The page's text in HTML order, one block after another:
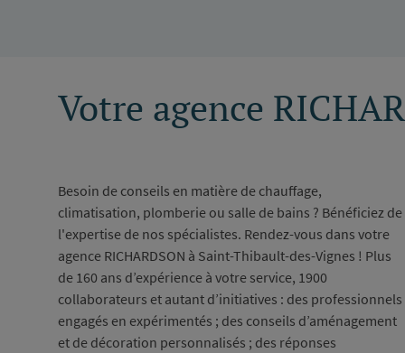
Votre agence
Besoin de conseils en matière de chauffage,
climatisation, plomberie ou salle de bains ? Bénéficiez de
l'expertise de nos spécialistes. Rendez-vous dans votre
agence RICHARDSON à Saint-Thibault-des-Vignes ! Plus
de 160 ans d’expérience à votre service, 1900
collaborateurs et autant d’initiatives : des professionnels
engagés en expérimentés ; des conseils d’aménagement
et de décoration personnalisés ; des réponses